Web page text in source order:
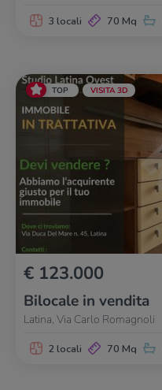
3 locali 70 Mq
TOP VISITA 3D
€ 123.000
Bilocale in vendita
Latina, Via Carlo Romagnoli
2 locali 70 Mq